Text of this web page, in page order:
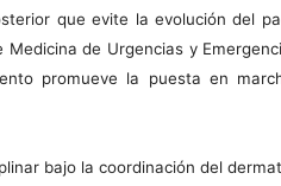
que evite la evolución del
de Urgencias y
promueve la puesta en
bajo la coordinación del